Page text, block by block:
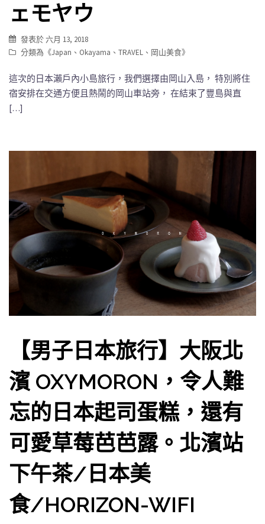
ェモヤウ
發表於六月 13, 2018
分類為《Japan 、 Okayama 、 TRAVEL 、 岡山美食》
這次的日本瀨戶內小島旅行，我們選擇由岡山入島， 特別將住
宿安排在交通方便且熱鬧的岡山車站旁， 在結束了豐島與直
[…]
【男子日本旅行】大阪北
濱 OXYMORON，令人難
忘的日本起司蛋糕，還有
可愛草莓芭芭露。北濱站
下午茶/日本美
食/HORIZON-WIFI